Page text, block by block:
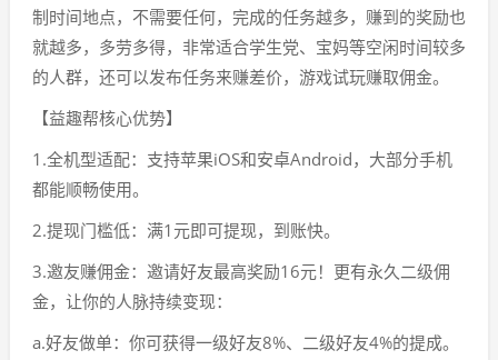
制时间地点，不需要任何，完成的任务越多，赚到的奖励也
就越多，多劳多得，非常适合学生党、宝妈等空闲时间较多
的人群，还可以发布任务来赚差价，游戏试玩赚取佣金。
【益趣帮核心优势】
1.全机型适配：支持苹果iOS和安卓Android，大部分手机
都能顺畅使用。
2.提现门槛低：满1元即可提现，到账快。
3.邀友赚佣金：邀请好友最高奖励16元！更有永久二级佣
金，让你的人脉持续变现：
a.好友做单：你可获得一级好友8%、二级好友4%的提成。